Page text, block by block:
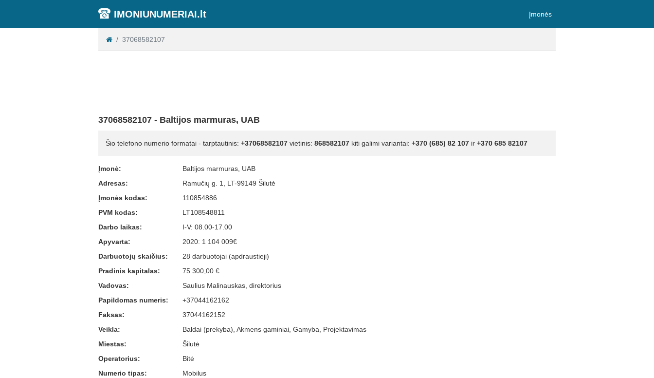
IMONIUNUMERIAI.lt Įmonės
37068582107
37068582107 - Baltijos marmuras, UAB
Šio telefono numerio formatai - tarptautinis: +37068582107 vietinis: 868582107 kiti galimi variantai: +370 (685) 82 107 ir +370 685 82107
Įmonė:
Baltijos marmuras, UAB
Adresas:
Ramučių g. 1, LT-99149 Šilutė
Įmonės kodas:
110854886
PVM kodas:
LT108548811
Darbo laikas:
I-V: 08.00-17.00
Apyvarta:
2020: 1 104 009€
Darbuotojų skaičius:
28 darbuotojai (apdraustieji)
Pradinis kapitalas:
75 300,00 €
Vadovas:
Saulius Malinauskas, direktorius
Papildomas numeris:
+37044162162
Faksas:
37044162152
Veikla:
Baldai (prekyba), Akmens gaminiai, Gamyba, Projektavimas
Miestas:
Šilutė
Operatorius:
Bitė
Numerio tipas:
Mobilus